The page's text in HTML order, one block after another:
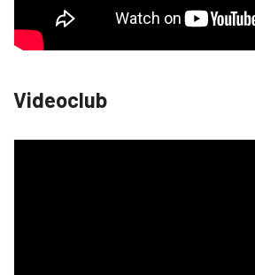
Videoclub